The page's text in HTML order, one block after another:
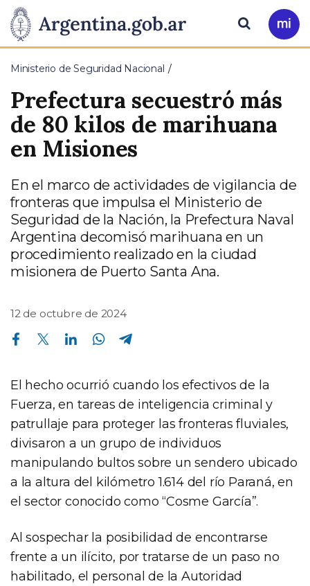
Presidencia
de
la
Nación
Pasar al contenido principal
Ir
a
Buscar
Ministerio de Seguridad Nacional
Prefectura secuestró más
de 80 kilos de marihuana
en Misiones
En el marco de actividades de vigilancia de
fronteras que impulsa el Ministerio de
Seguridad de la Nación, la Prefectura Naval
Argentina decomisó marihuana en un
procedimiento realizado en la ciudad
misionera de Puerto Santa Ana.
12 de octubre de 2024
Compartir en Facebook Compartir en Twitter Compartir en Linkedin Compartir en Whatsapp
El hecho ocurrió cuando los efectivos de la
Fuerza, en tareas de inteligencia criminal y
patrullaje para proteger las fronteras fluviales,
divisaron a un grupo de individuos
manipulando bultos sobre un sendero ubicado
a la altura del kilómetro 1.614 del río Paraná, en
el sector conocido como “Cosme García”.
Al sospechar la posibilidad de encontrarse
frente a un ilícito, por tratarse de un paso no
habilitado, el personal de la Autoridad